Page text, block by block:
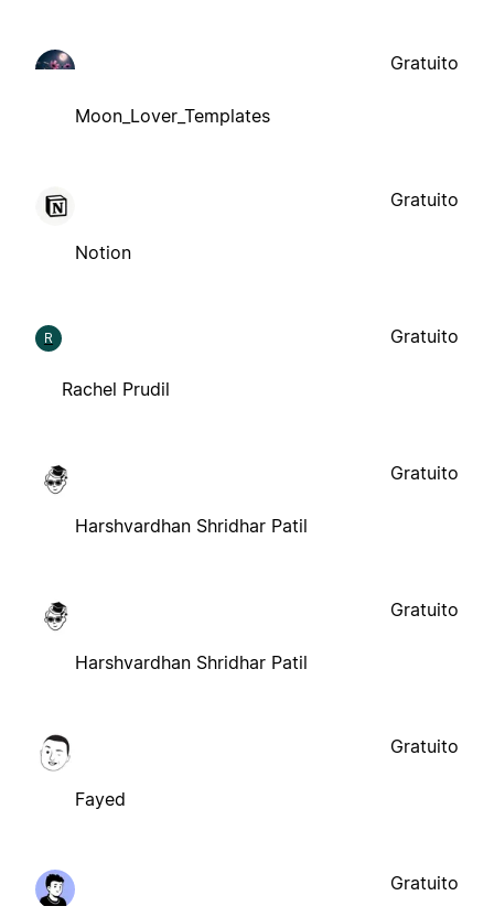
Moon_Lover_Templates
Gratuito
Notion
Gratuito
R
Rachel Prudil
Gratuito
Harshvardhan Shridhar Patil
Gratuito
Harshvardhan Shridhar Patil
Gratuito
Fayed
Gratuito
Gratuito